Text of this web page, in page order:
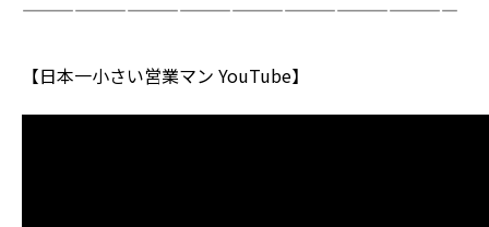
—————————————————————————
【日本一小さい営業マン YouTube】